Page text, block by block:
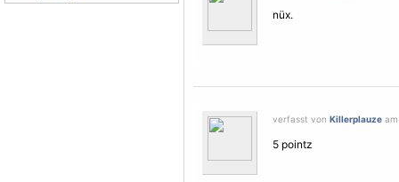
nüx.
verfasst von Killerplauze
5 pointz